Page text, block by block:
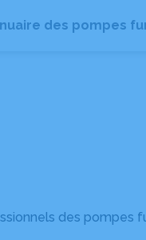
des pompes
des pompes